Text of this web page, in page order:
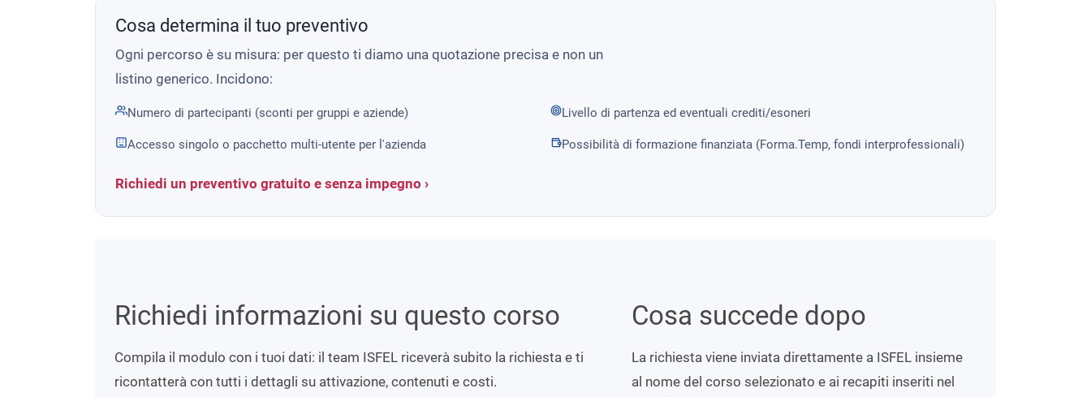
Cosa determina il tuo preventivo
Ogni percorso è su misura: per questo ti diamo una quotazione precisa e non un
listino generico. Incidono:
Numero di partecipanti (sconti per gruppi e aziende) Livello di partenza ed eventuali crediti/esoneri
Accesso singolo o pacchetto multi-utente per l'azienda Possibilità di formazione finanziata (Forma.Temp, fondi interprofessionali)
Richiedi un preventivo gratuito e senza impegno ›
Richiedi informazioni su questo corso
Compila il modulo con i tuoi dati: il team ISFEL riceverà subito la richiesta e ti
ricontatterà con tutti i dettagli su attivazione, contenuti e costi.
Cosa succede dopo
La richiesta viene inviata direttamente a ISFEL insieme
al nome del corso selezionato e ai recapiti inseriti nel